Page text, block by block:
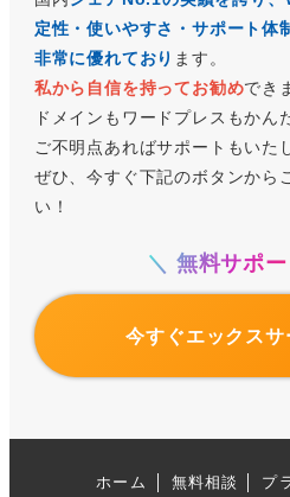
定性・使いやすさ・サポート体
非常に優れており ます。
私から自信を持ってお勧めでき
ドメインもワードプレスもかん
ご不明点あればサポートもいた
ぜひ、今すぐ下記のボタンから
い！
＼ 無料サポ
今すぐエックス
ホーム │無料相談 プ